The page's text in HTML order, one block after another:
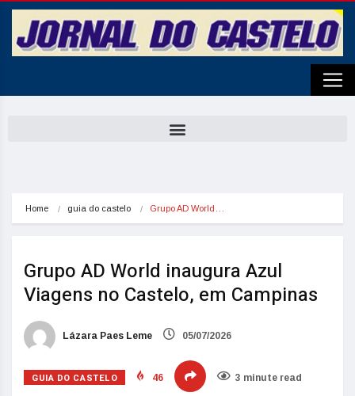
Home guia do castelo Grupo AD World…
Grupo AD World inaugura Azul
Viagens no Castelo, em Campinas
Lázara Paes Leme 05/07/2026
GUIA DO CASTELO 46 3 minute read